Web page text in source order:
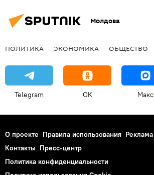
Молдова
ПОЛИТИКА ЭКОНОМИКА ОБЩЕСТВО
Telegram OK Макс
О проекте Правила использования Реклама
Контакты Пресс-центр
Политика конфиденциальности